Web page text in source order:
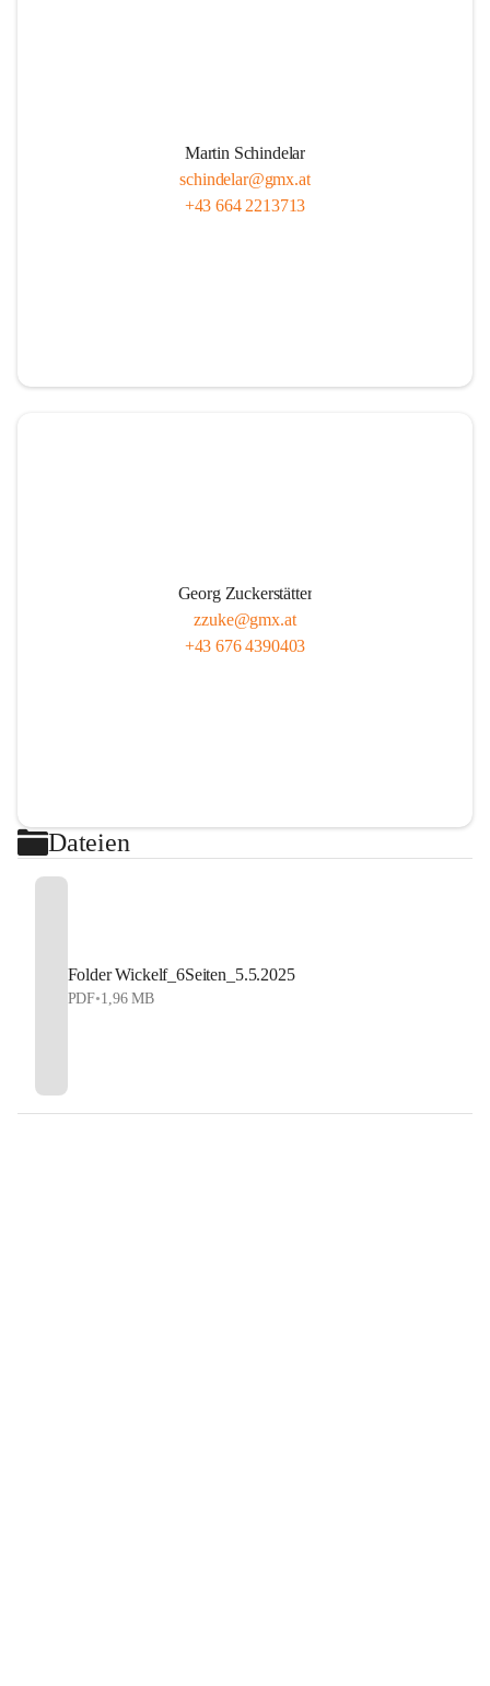
Martin Schindelar
schindelar@gmx.at
+43 664 2213713
Georg Zuckerstätter
zzuke@gmx.at
+43 676 4390403
Dateien
Folder Wickelf_6Seiten_5.5.2025
PDF•1,96 MB